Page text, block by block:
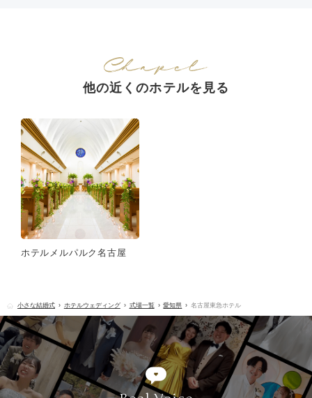
他の近くのホテルを見る
ホテルメルパルク名古屋
小さな結婚式 ホテルウェディング 式場一覧 愛知県 名古屋東急ホテル